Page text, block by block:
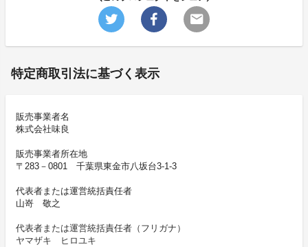
特定商取引法に基づく表示
販売事業者名
株式会社味良
販売事業者所在地
〒283－0801 千葉県東金市八坂台3-1-3
代表者または運営統括責任者
山嵜 敬之
代表者または運営統括責任者（フリガナ）
ヤマザキ ヒロユキ